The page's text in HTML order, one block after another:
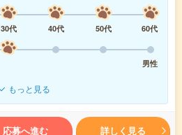
30代 40代 50代
60代
男性
もっと見る
応募へ進む 詳しく見る